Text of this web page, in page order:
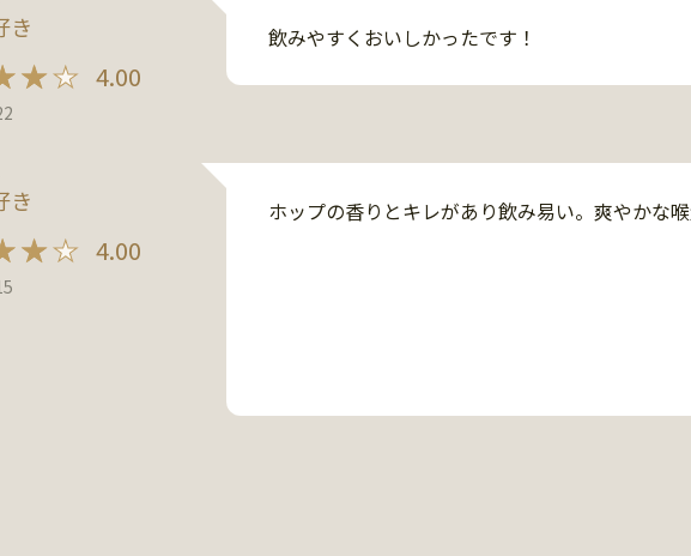
き
4.00
飲みやすくおいしかったです！
き
4.00
ホップの香りとキレがあり飲み易い。爽やかな